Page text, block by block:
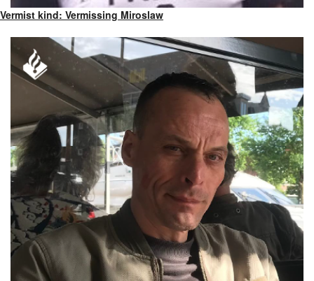
Vermist kind: Vermissing Miroslaw